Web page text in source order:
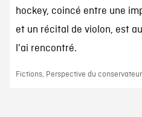
hockey, coincé entre une
et un récital de violon, est
l'ai rencontré.
Fictions, Perspective du